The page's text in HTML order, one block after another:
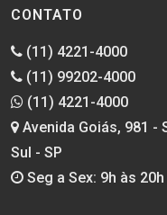
CONTATO
(11) 4221-4000
(11) 99202-4000
(11) 4221-4000
Avenida Goiás, 981 -
Sul - SP
Seg a Sex: 9h às